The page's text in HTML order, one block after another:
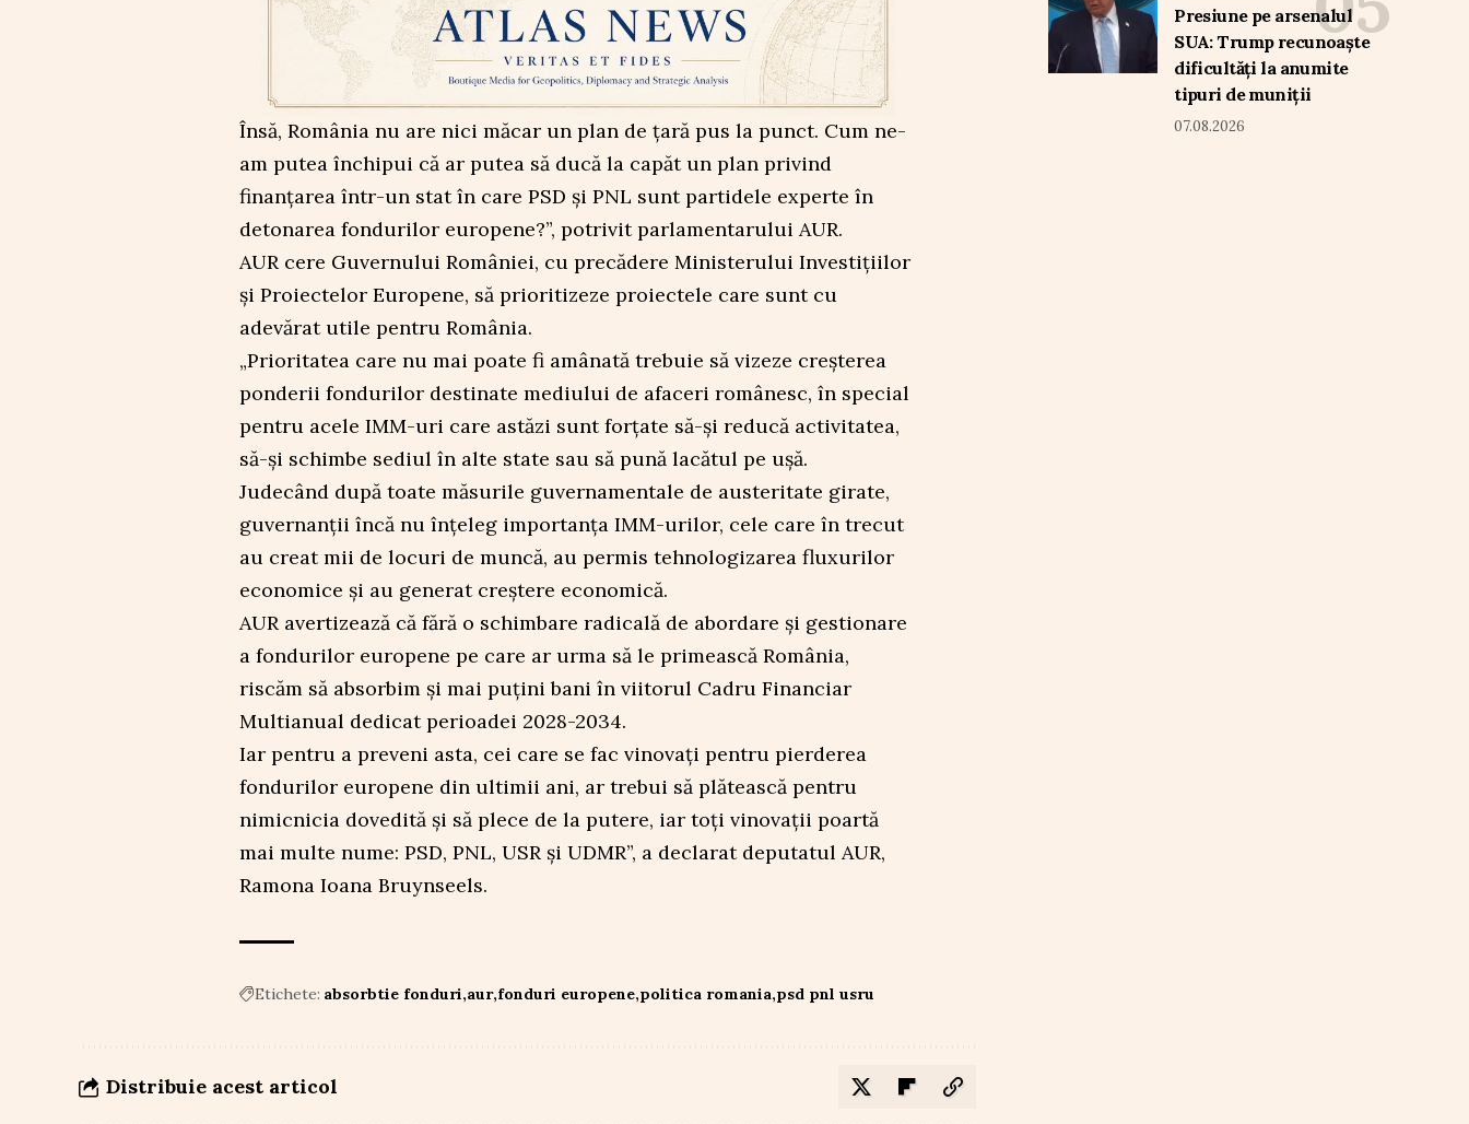
Însă, România nu are nici măcar un plan de țară pus la punct. Cum ne-
am putea închipui că ar putea să ducă la capăt un plan privind
finanțarea într-un stat în care PSD și PNL sunt partidele experte în
detonarea fondurilor europene?”, potrivit parlamentarului AUR.
AUR cere Guvernului României, cu precădere Ministerului Investițiilor
și Proiectelor Europene, să prioritizeze proiectele care sunt cu
adevărat utile pentru România.
„Prioritatea care nu mai poate fi amânată trebuie să vizeze creșterea
ponderii fondurilor destinate mediului de afaceri românesc, în special
pentru acele IMM-uri care astăzi sunt forțate să-și reducă activitatea,
să-și schimbe sediul în alte state sau să pună lacătul pe ușă.
Judecând după toate măsurile guvernamentale de austeritate girate,
guvernanții încă nu înțeleg importanța IMM-urilor, cele care în trecut
au creat mii de locuri de muncă, au permis tehnologizarea fluxurilor
economice și au generat creștere economică.
AUR avertizează că fără o schimbare radicală de abordare și gestionare
a fondurilor europene pe care ar urma să le primească România,
riscăm să absorbim și mai puțini bani în viitorul Cadru Financiar
Multianual dedicat perioadei 2028-2034.
Iar pentru a preveni asta, cei care se fac vinovați pentru pierderea
fondurilor europene din ultimii ani, ar trebui să plătească pentru
nimicnicia dovedită și să plece de la putere, iar toți vinovații poartă
mai multe nume: PSD, PNL, USR și UDMR”, a declarat deputatul AUR,
Ramona Ioana Bruynseels.
Etichete: absorbtie fonduri aur fonduri europene politica romania psd pnl usru
Distribuie acest articol
Presiune pe arsenalul
SUA: Trump recunoaște
dificultăți la anumite
tipuri de muniții
07.08.2026